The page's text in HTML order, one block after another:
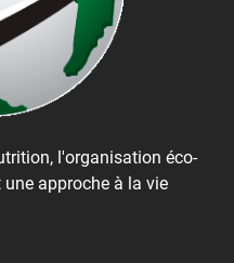
l'organisation éco-
approche à la vie